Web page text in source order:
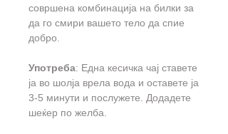
совршена комбинација на билки за
да го смири вашето тело да спие
добро.
Употреба: Една кесичка чај ставете
ја во шолја врела вода и оставете ја
3-5 минути и послужете. Додадете
шеќер по желба.